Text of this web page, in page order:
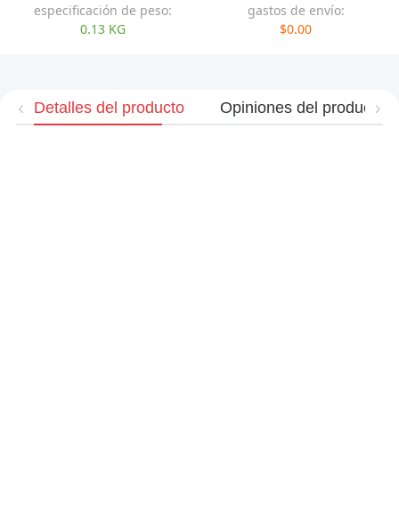
especificación de peso:
0.13 KG
gastos de envío:
$0.00
Detalles del producto Opiniones del producto